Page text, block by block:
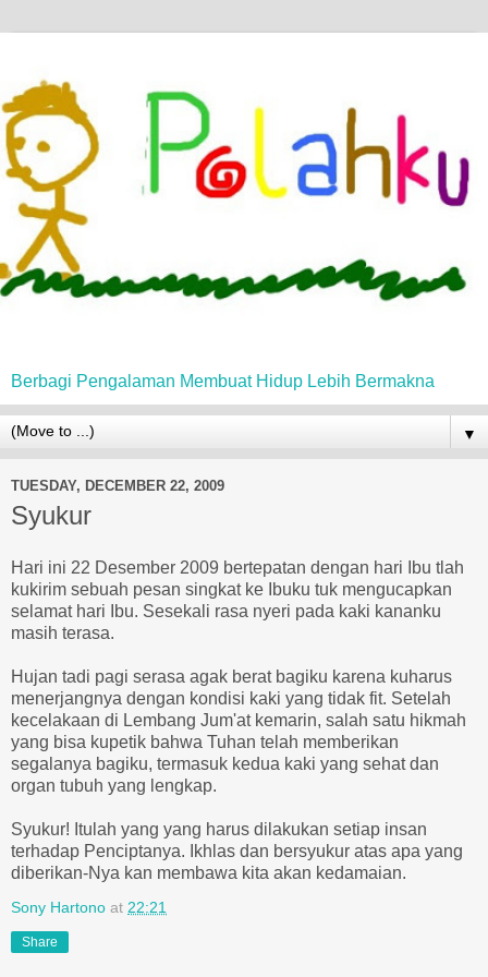
Berbagi Pengalaman Membuat Hidup Lebih Bermakna
▼
TUESDAY, DECEMBER 22, 2009
Syukur
Hari ini 22 Desember 2009 bertepatan dengan hari Ibu tlah
kukirim sebuah pesan singkat ke Ibuku tuk mengucapkan
selamat hari Ibu. Sesekali rasa nyeri pada kaki kananku
masih terasa.
Hujan tadi pagi serasa agak berat bagiku karena kuharus
menerjangnya dengan kondisi kaki yang tidak fit. Setelah
kecelakaan di Lembang Jum'at kemarin, salah satu hikmah
yang bisa kupetik bahwa Tuhan telah memberikan
segalanya bagiku, termasuk kedua kaki yang sehat dan
organ tubuh yang lengkap.
Syukur! Itulah yang yang harus dilakukan setiap insan
terhadap Penciptanya. Ikhlas dan bersyukur atas apa yang
diberikan-Nya kan membawa kita akan kedamaian.
Sony Hartono at 22:21
Share